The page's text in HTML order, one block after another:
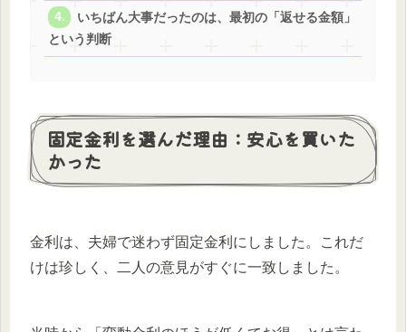
いちばん大事だったのは、最初の「返せる金額」
という判断
固定金利を選んだ理由：安心を買いた
かった
金利は、夫婦で迷わず固定金利にしました。これだ
けは珍しく、二人の意見がすぐに一致しました。